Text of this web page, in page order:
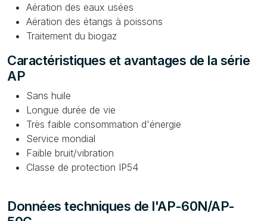
Aération des eaux usées
Aération des étangs à poissons
Traitement du biogaz
Caractéristiques et avantages de la série
AP
Sans huile
Longue durée de vie
Très faible consommation d'énergie
Service mondial
Faible bruit/vibration
Classe de protection IP54
Données techniques de l'AP-60N/AP-